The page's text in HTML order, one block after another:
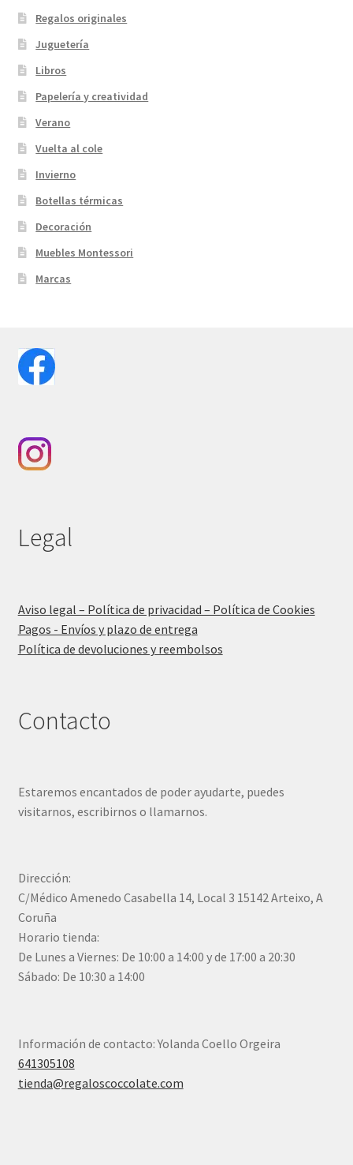
Regalos originales
Juguetería
Libros
Papelería y creatividad
Verano
Vuelta al cole
Invierno
Botellas térmicas
Decoración
Muebles Montessori
Marcas
Legal
Aviso legal – Política de privacidad – Política de Cookies
Pagos - Envíos y plazo de entrega
Política de devoluciones y reembolsos
Contacto
Estaremos encantados de poder ayudarte, puedes
visitarnos, escribirnos o llamarnos.
Dirección:
C/Médico Amenedo Casabella 14, Local 3 15142 Arteixo, A
Coruña
Horario tienda:
De Lunes a Viernes: De 10:00 a 14:00 y de 17:00 a 20:30
Sábado: De 10:30 a 14:00
Información de contacto: Yolanda Coello Orgeira
641305108
tienda@regaloscoccolate.com